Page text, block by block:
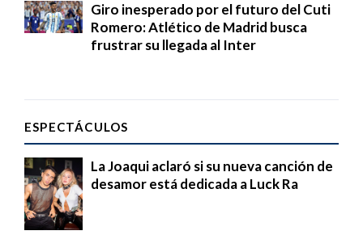
Giro inesperado por el futuro del Cuti
Romero: Atlético de Madrid busca
frustrar su llegada al Inter
ESPECTÁCULOS
La Joaqui aclaró si su nueva canción de
desamor está dedicada a Luck Ra